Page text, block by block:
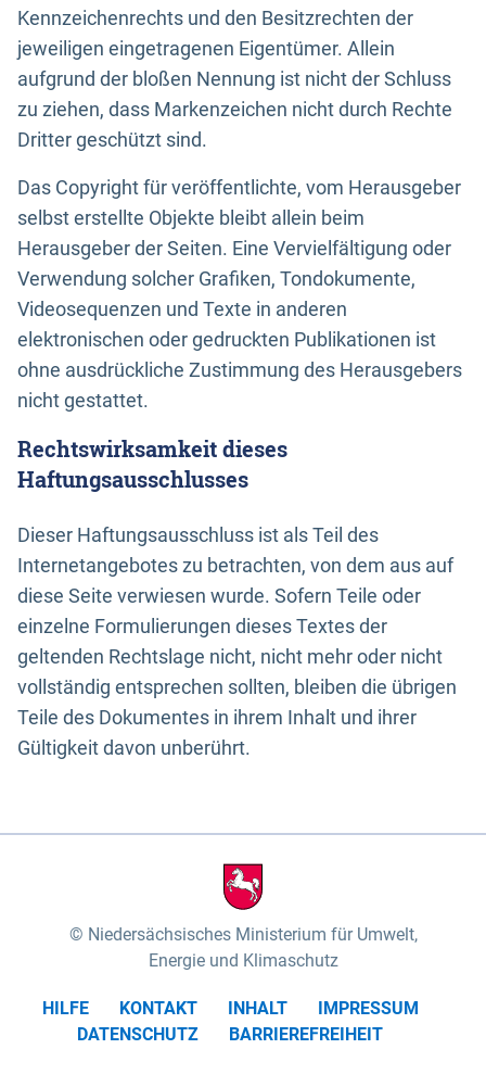
Kennzeichenrechts und den Besitzrechten der
jeweiligen eingetragenen Eigentümer. Allein
aufgrund der bloßen Nennung ist nicht der Schluss
zu ziehen, dass Markenzeichen nicht durch Rechte
Dritter geschützt sind.
Das Copyright für veröffentlichte, vom Herausgeber
selbst erstellte Objekte bleibt allein beim
Herausgeber der Seiten. Eine Vervielfältigung oder
Verwendung solcher Grafiken, Tondokumente,
Videosequenzen und Texte in anderen
elektronischen oder gedruckten Publikationen ist
ohne ausdrückliche Zustimmung des Herausgebers
nicht gestattet.
Rechtswirksamkeit dieses
Haftungsausschlusses
Dieser Haftungsausschluss ist als Teil des
Internetangebotes zu betrachten, von dem aus auf
diese Seite verwiesen wurde. Sofern Teile oder
einzelne Formulierungen dieses Textes der
geltenden Rechtslage nicht, nicht mehr oder nicht
vollständig entsprechen sollten, bleiben die übrigen
Teile des Dokumentes in ihrem Inhalt und ihrer
Gültigkeit davon unberührt.
Niedersächsisches Ministerium für Umwelt,
Energie und Klimaschutz
HILFE KONTAKT INHALT
IMPRESSUM
DATENSCHUTZ
BARRIEREFREIHEIT